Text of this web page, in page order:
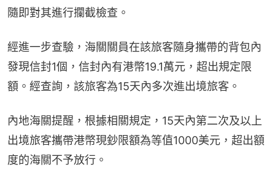
隨即對其進行攔截檢查。
經進一步查驗，海關關員在該旅客隨身攜帶的背包內
發現信封1個，信封內有港幣19.1萬元，超出規定限
額。經查詢，該旅客為15天內多次進出境旅客。
內地海關提醒，根據相關規定，15天內第二次及以上
出境旅客攜帶港幣現鈔限額為等值1000美元，超出額
度的海關不予放行。